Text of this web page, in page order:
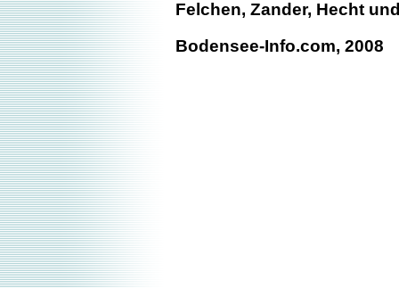
Felchen, Zander, Hecht
Bodensee-Info.com, 2008